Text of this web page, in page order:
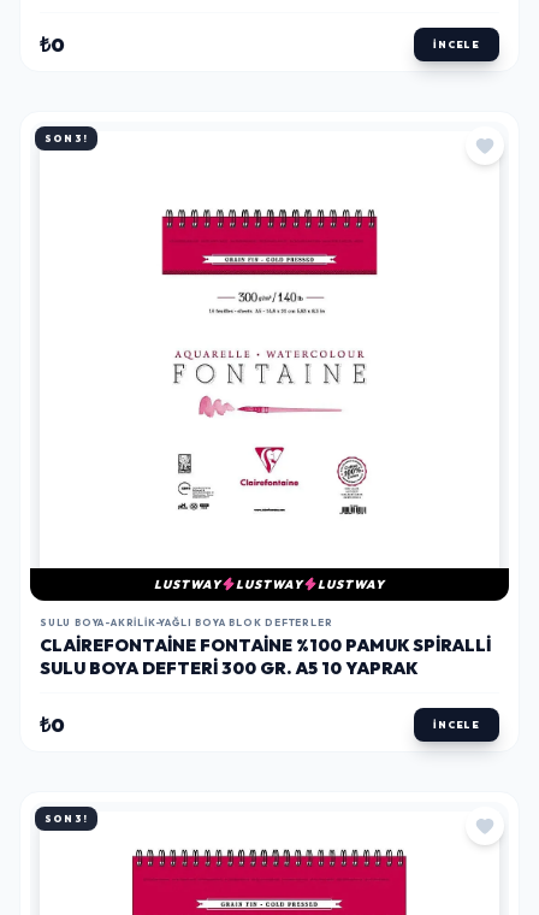
₺0 İNCELE
SON 3!
LUSTWAY LUSTWAY LUSTWAY
SULU BOYA-AKRILIK-YAĞLI BOYA BLOK DEFTERLER
CLAIREFONTAINE FONTAINE %100 PAMUK SPIRALLI
SULU BOYA DEFTERI 300 GR. A5 10 YAPRAK
₺0 İNCELE
SON 3!